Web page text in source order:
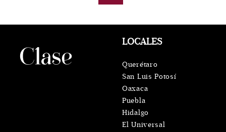
LOCALES
Querétaro
San Luis Potosí
Oaxaca
Puebla
Hidalgo
El Universal